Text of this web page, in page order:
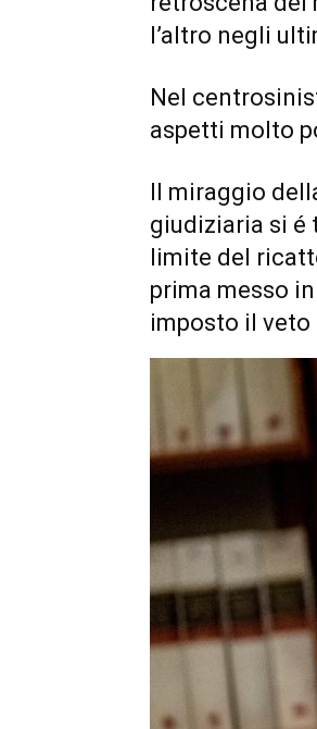
l’altro negli
Nel
aspetti molto
Il miraggio
giudiziaria si é
limite del
prima messo
imposto il veto